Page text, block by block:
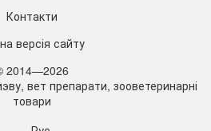
Контакти
версія сайту
2014—2026
вет препарати, зооветеринарні
товари